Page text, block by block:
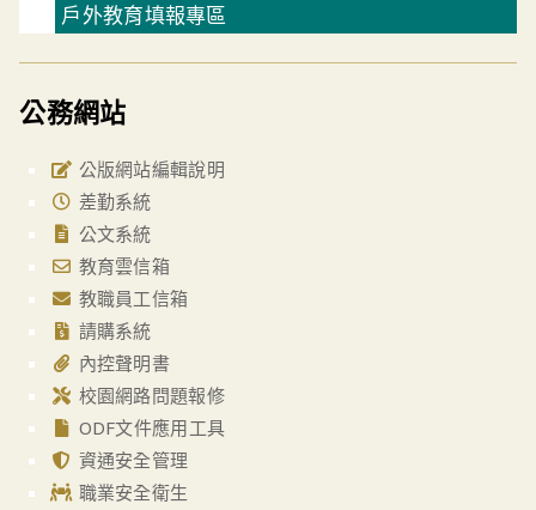
戶外教育填報專區
公務網站
公版網站編輯說明
差勤系統
公文系統
教育雲信箱
教職員工信箱
請購系統
內控聲明書
校園網路問題報修
ODF文件應用工具
資通安全管理
職業安全衛生